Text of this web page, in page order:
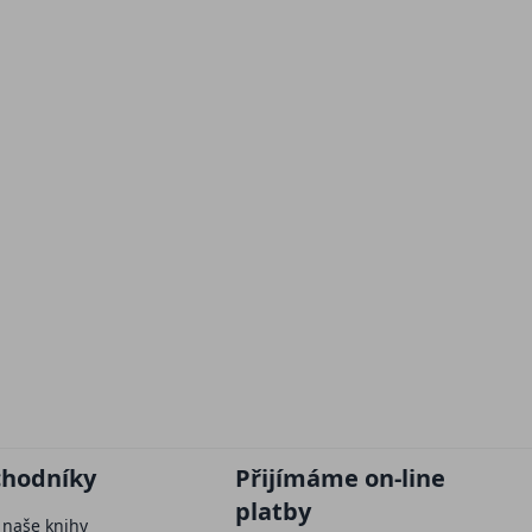
knihy
Přijímáme on-line
platby